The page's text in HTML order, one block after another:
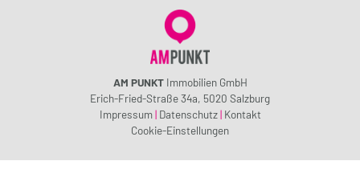
AM PUNKTImmobilien GmbH
Erich-Fried-Straße 34a, 5020 Salzburg
Impressum | Datenschutz | Kontakt
Cookie-Einstellungen